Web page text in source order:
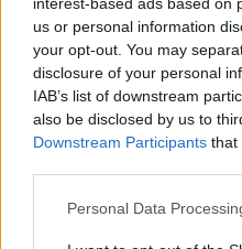
us or personal information
your opt-out. You may
disclosure of your personal
IAB’s list of downstream
also be disclosed by us to
Downstream Participants that
Personal Data
KRÓNIKA
Majka
lemondta